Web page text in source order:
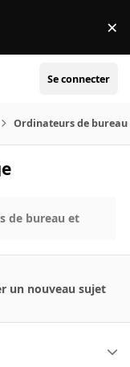
×
Se connecter
Ordinateurs de bureau
de bureau et
un nouveau sujet